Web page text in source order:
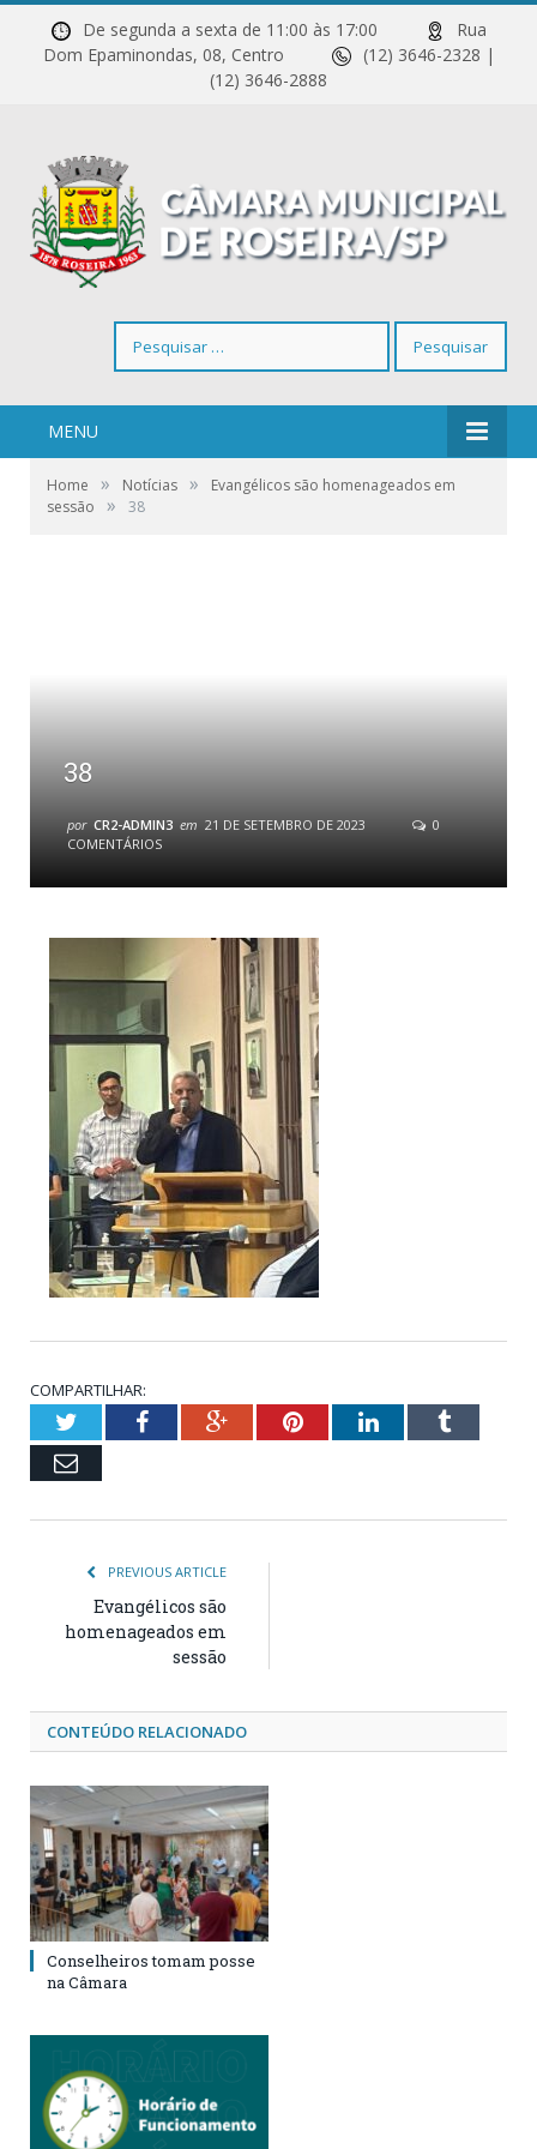
De segunda a sexta de 11:00 às 17:00
Rua
Dom Epaminondas, 08, Centro
(12) 3646-2328 |
(12) 3646-2888
por:
MENU
Home » Notícias »
Evangélicos são homenageados em
sessão
» 38
38
por CR2-ADMIN3 em 21 DE SETEMBRO DE 2023
0
COMENTÁRIOS
COMPARTILHAR:
TwitterFacebookGoogle+PinterestLinkedInTumblr
Email
PREVIOUS ARTICLE
Evangélicos são
homenageados em
sessão
CONTEÚDO RELACIONADO
Conselheiros tomam posse
na Câmara